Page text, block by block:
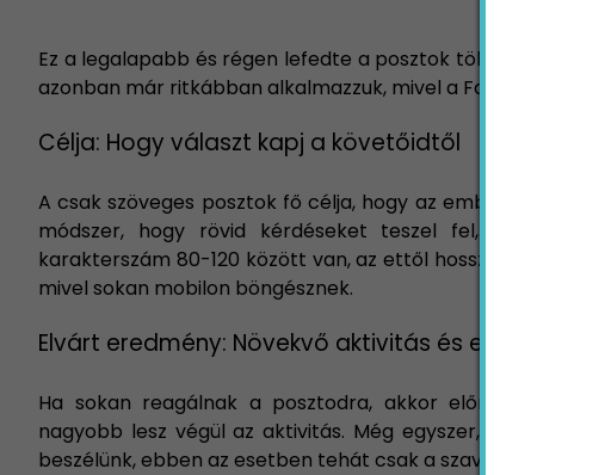
Ez a legalapabb és régen lefedte a posztok többségét,
azonban már ritkábban alkalmazzuk, mivel a Facebook és
Célja: Hogy választ kapj a követőidtől
A csak szöveges posztok fő célja, hogy az emberek
módszer, hogy rövid kérdéseket teszel fel, amire
karakterszám 80-120 között van, az ettől hosszabb már
mivel sokan mobilon böngésznek.
Elvárt eredmény: Növekvő aktivitás és edgerank
Ha sokan reagálnak a posztodra, akkor előrébb kerül
nagyobb lesz végül az aktivitás. Még egyszer, itt a csak
beszélünk, ebben az esetben tehát csak a szavaiddal,